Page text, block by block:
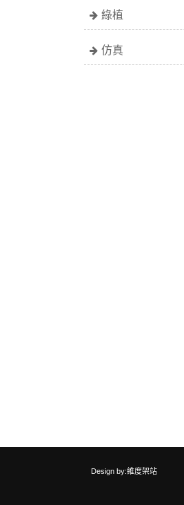
綠植
仿真
Design by:維度架站